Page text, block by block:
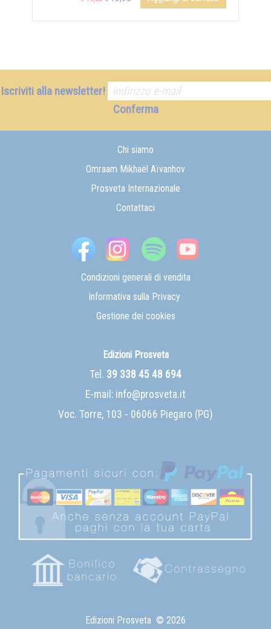
Iscriviti alla newsletter!
Conferma
Chi siamo
Omraam Mikhaël Aïvanhov
Prosveta Internazionale
Contattaci
Condizioni generali di vendita
Informativa sulla Privacy
Gestione dei cookies
Edizioni Prosveta
Tel. 39 338 45 48 694
E-mail: info@prosveta.it
Voc. Torre, 103 - 06066 Piegaro (PG)
Edizioni Prosveta © 2026